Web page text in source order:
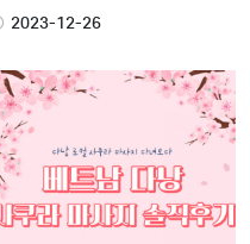
2023-12-26